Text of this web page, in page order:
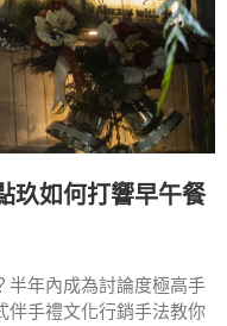
玖如何打響早午餐
半年內成為討論度極高手
伴手禮文化行銷手法教你